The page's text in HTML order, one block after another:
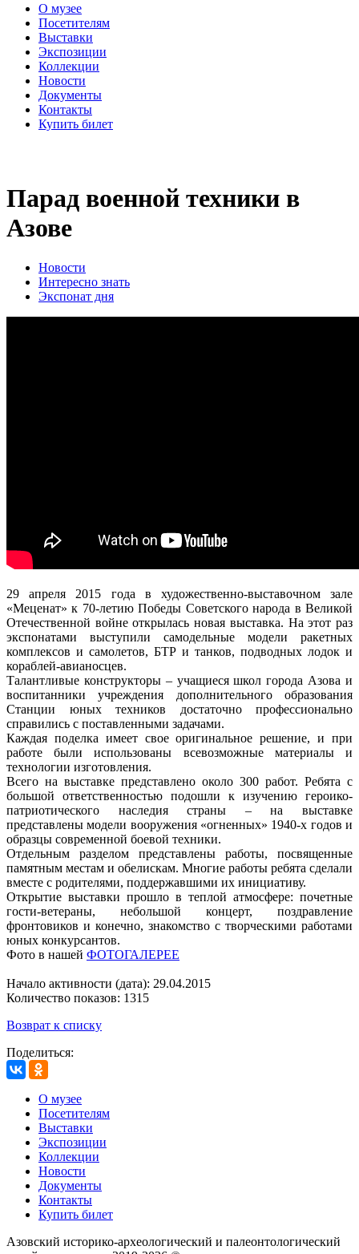
О музее
Посетителям
Выставки
Экспозиции
Коллекции
Новости
Документы
Контакты
Купить билет
Парад военной техники в
Азове
Новости
Интересно знать
Экспонат дня
29 апреля 2015 года в художественно-выставочном зале
«Меценат» к 70-летию Победы Советского народа в Великой
Отечественной войне открылась новая выставка. На этот раз
экспонатами выступили самодельные модели ракетных
комплексов и самолетов, БТР и танков, подводных лодок и
кораблей-авианосцев.
Талантливые конструкторы – учащиеся школ города Азова и
воспитанники учреждения дополнительного образования
Станции юных техников достаточно профессионально
справились с поставленными задачами.
Каждая поделка имеет свое оригинальное решение, и при
работе были использованы всевозможные материалы и
технологии изготовления.
Всего на выставке представлено около 300 работ. Ребята с
большой ответственностью подошли к изучению героико-
патриотического наследия страны – на выставке
представлены модели вооружения «огненных» 1940-х годов и
образцы современной боевой техники.
Отдельным разделом представлены работы, посвященные
памятным местам и обелискам. Многие работы ребята сделали
вместе с родителями, поддержавшими их инициативу.
Открытие выставки прошло в теплой атмосфере: почетные
гости-ветераны, небольшой концерт, поздравление
фронтовиков и конечно, знакомство с творческими работами
юных конкурсантов.
Фото в нашей ФОТОГАЛЕРЕЕ
Начало активности (дата): 29.04.2015
Количество показов: 1315
Возврат к списку
Поделиться:
О музее
Посетителям
Выставки
Экспозиции
Коллекции
Новости
Документы
Контакты
Купить билет
Азовский историко‑археологический и палеонтологический